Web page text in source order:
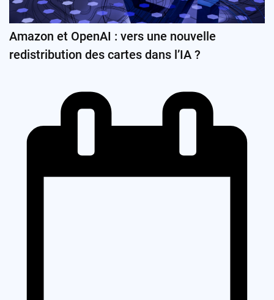
Amazon et OpenAI : vers une nouvelle
redistribution des cartes dans l’IA ?